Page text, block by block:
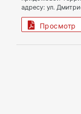
адресу: ул.
Просмотр